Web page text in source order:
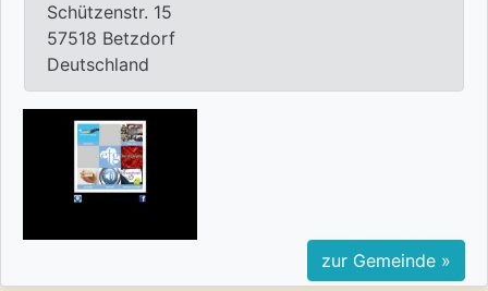
Schützenstr. 15
57518 Betzdorf
Deutschland
zur Gemeinde »